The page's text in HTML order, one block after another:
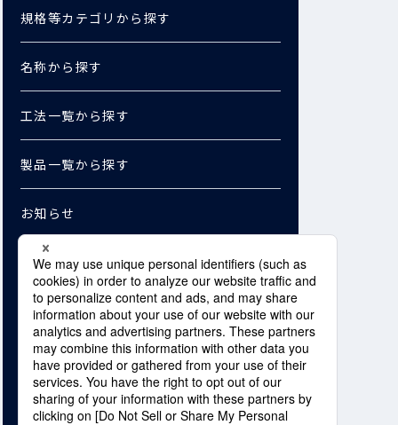
Copyright © SHO-BOND Corporation. /
SHO-BOND MATERIAL Co., Ltd. All Rights Reserved.
規格等カテゴリから探す
名称から探す
工法一覧から探す
製品一覧から探す
お知らせ
お問い合わせ
資料ダウンロード